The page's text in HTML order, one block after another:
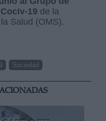
19 de la
Salud (OMS).
Sociedad